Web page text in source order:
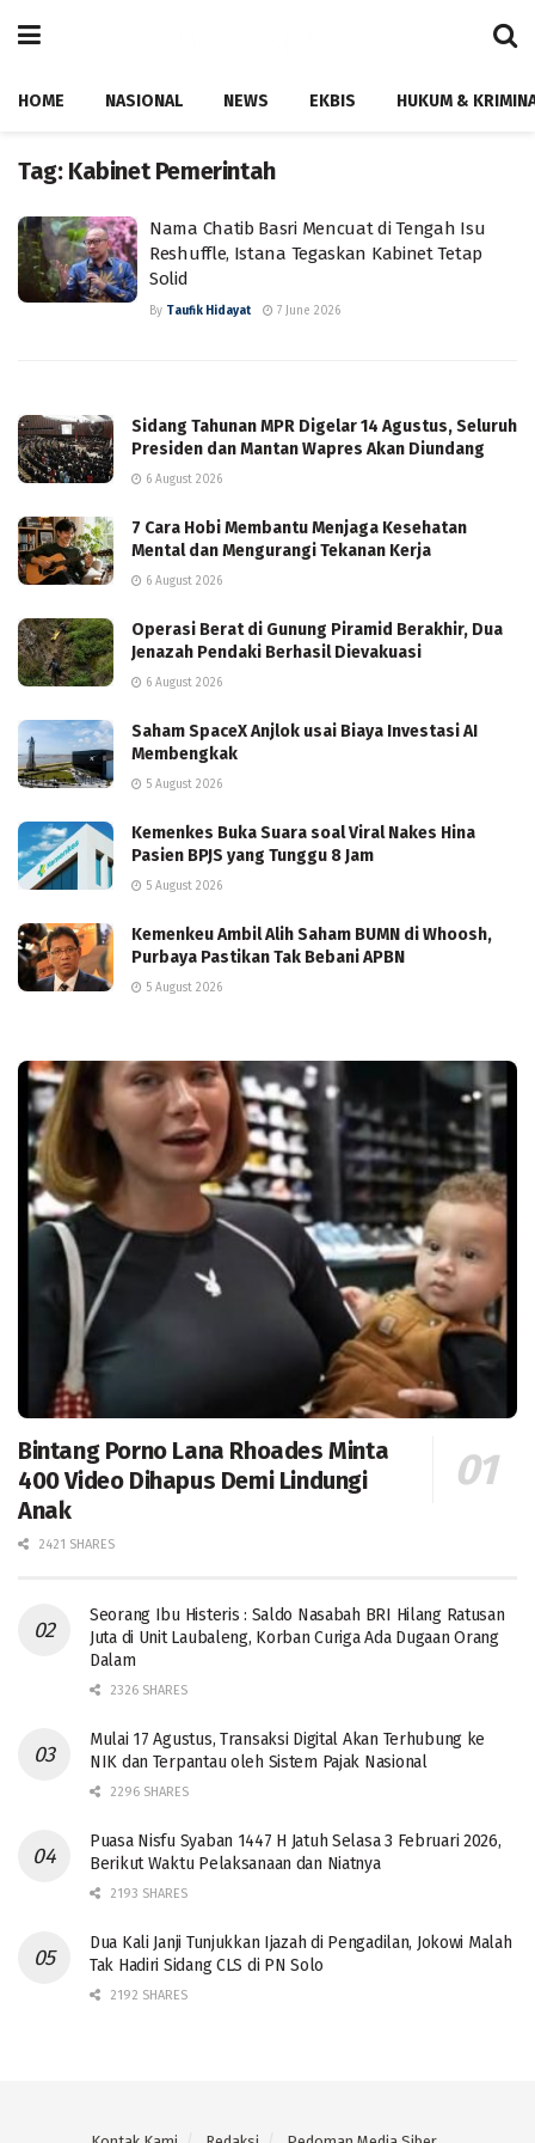
HOME NASIONAL NEWS EKBIS HUKUM &
Tag: Kabinet Pemerintah
Nama Chatib Basri Mencuat di Tengah Isu
Reshuffle, Istana Tegaskan Kabinet Tetap
Solid
By Taufik Hidayat 7 June 2026
Sidang Tahunan MPR Digelar 14 Agustus, Seluruh
Presiden dan Mantan Wapres Akan Diundang
6 August 2026
7 Cara Hobi Membantu Menjaga Kesehatan
Mental dan Mengurangi Tekanan Kerja
6 August 2026
Operasi Berat di Gunung Piramid Berakhir, Dua
Jenazah Pendaki Berhasil Dievakuasi
6 August 2026
Saham SpaceX Anjlok usai Biaya Investasi AI
Membengkak
5 August 2026
Kemenkes Buka Suara soal Viral Nakes Hina
Pasien BPJS yang Tunggu 8 Jam
5 August 2026
Kemenkeu Ambil Alih Saham BUMN di Whoosh,
Purbaya Pastikan Tak Bebani APBN
5 August 2026
Bintang Porno Lana Rhoades Minta
400 Video Dihapus Demi Lindungi
Anak
2421 SHARES
Seorang Ibu Histeris : Saldo Nasabah BRI Hilang Ratusan
Juta di Unit Laubaleng, Korban Curiga Ada Dugaan Orang
Dalam
2326 SHARES
Mulai 17 Agustus, Transaksi Digital Akan Terhubung ke
NIK dan Terpantau oleh Sistem Pajak Nasional
2296 SHARES
Puasa Nisfu Syaban 1447 H Jatuh Selasa 3 Februari 2026,
Berikut Waktu Pelaksanaan dan Niatnya
2193 SHARES
Dua Kali Janji Tunjukkan Ijazah di Pengadilan, Jokowi Malah
Tak Hadiri Sidang CLS di PN Solo
2192 SHARES